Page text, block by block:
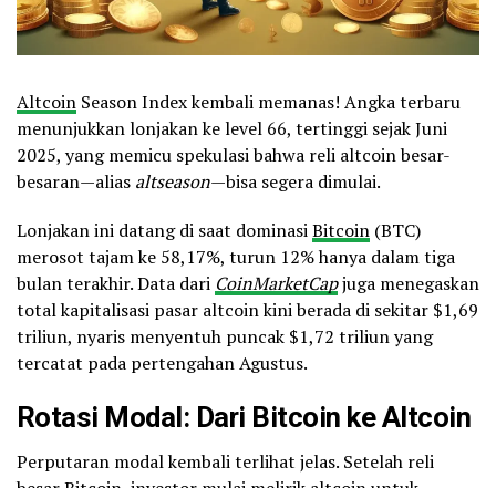
Altcoin Season Index kembali memanas! Angka terbaru
menunjukkan lonjakan ke level 66, tertinggi sejak Juni
2025, yang memicu spekulasi bahwa reli altcoin besar-
besaran—alias altseason—bisa segera dimulai.
Lonjakan ini datang di saat dominasiBitcoin (BTC)
merosot tajam ke 58,17%, turun 12% hanya dalam tiga
bulan terakhir. Data dari CoinMarketCapjuga menegaskan
total kapitalisasi pasar altcoin kini berada di sekitar $1,69
triliun, nyaris menyentuh puncak $1,72 triliun yang
tercatat pada pertengahan Agustus.
Rotasi Modal: Dari Bitcoin ke Altcoin
Perputaran modal kembali terlihat jelas. Setelah reli